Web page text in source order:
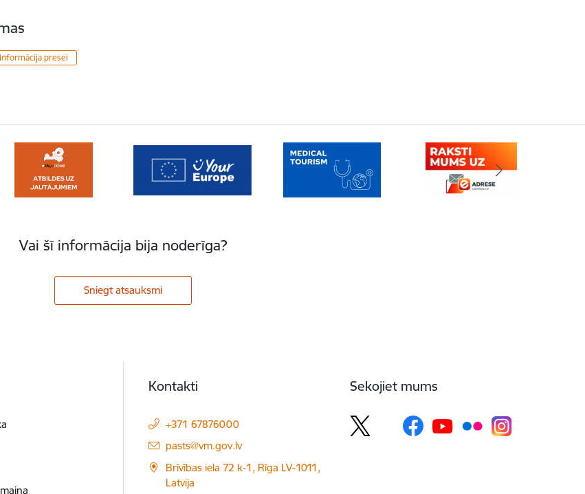
Informācija presei
Vai šī informācija bija noderīga?
Sniegt atsauksmi
Kontakti
+371 67876000
E-pasts:
pasts@vm.gov.lv
Brīvības iela 72 k-1, Rīga LV-1011,
Latvija
Sekojiet mums